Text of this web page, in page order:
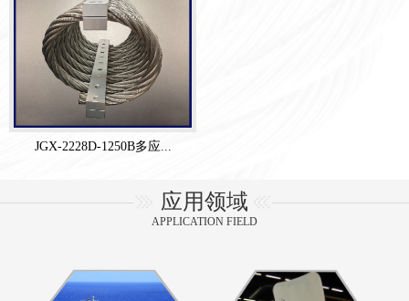
JGX-2228D-1250B多应...
应用领域
APPLICATION FIELD